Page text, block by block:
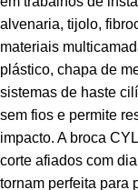
alvenaria, tijolo,
materiais
plástico, chapa de
sistemas de haste
sem fios e permite
impacto. A broca
corte afiados com
tornam perfeita para